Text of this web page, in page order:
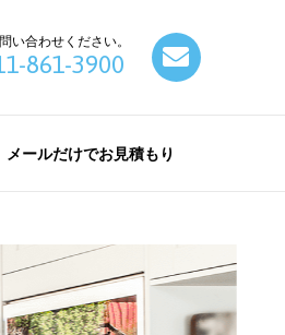
い合わせください。
861-3900
メールだけでお見積もり